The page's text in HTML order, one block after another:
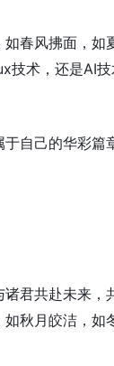
春风拂面，如
技术，还是AI
自己的华彩篇
君共赴未来，
秋月皎洁，如